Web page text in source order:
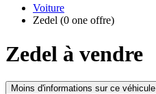
Voiture
Zedel (0 one offre)
Zedel à vendre
Moins d'informations sur ce véhicule